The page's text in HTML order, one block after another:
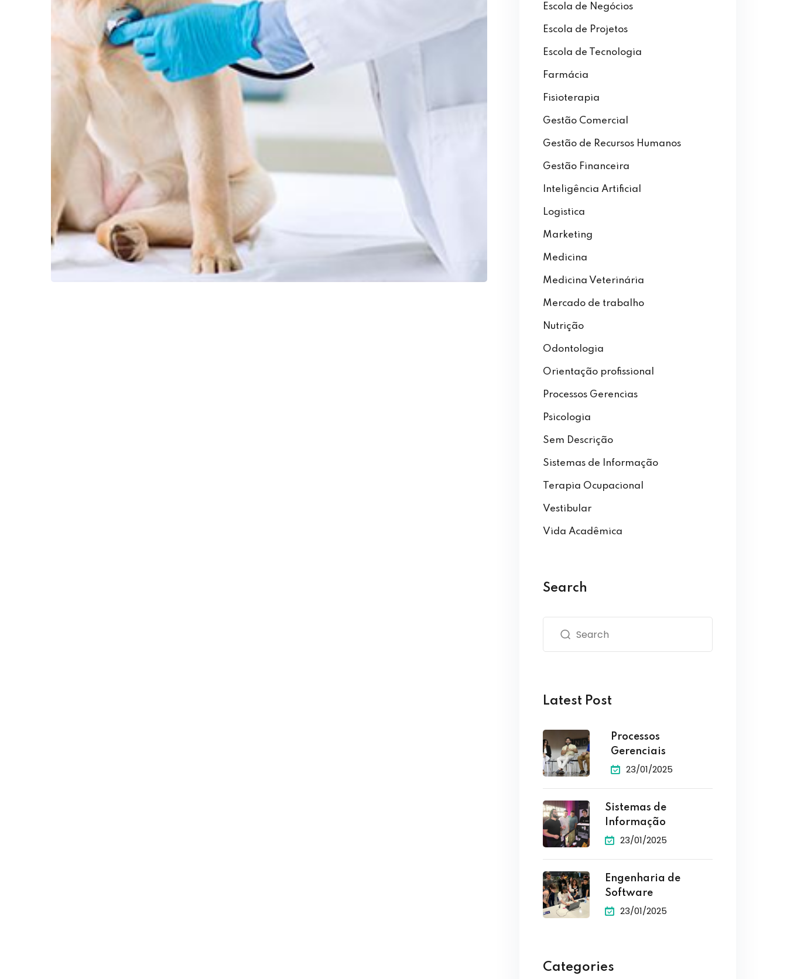
Escola de Negócios
Escola de Projetos
Escola de Tecnologia
Farmácia
Fisioterapia
Gestão Comercial
Gestão de Recursos Humanos
Gestão Financeira
Inteligência Artificial
Logistica
Marketing
Medicina
Medicina Veterinária
Mercado de trabalho
Nutrição
Odontologia
Orientação profissional
Processos Gerencias
Psicologia
Sem Descrição
Sistemas de Informação
Terapia Ocupacional
Vestibular
Vida Acadêmica
Search
Latest Post
Processos
Gerenciais
23/01/2025
Sistemas de
Informação
23/01/2025
Engenharia de
Software
23/01/2025
Categories